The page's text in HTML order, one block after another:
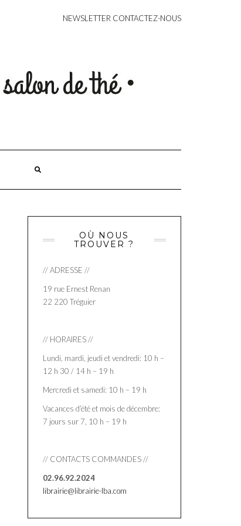
CONTACT
NEWSLETTER CONTACTEZ-NOUS
OÙ NOUS
TROUVER ?
// ADRESSE //
19 rue Ernest Renan
22 220 Tréguier
// HORAIRES //
Lundi, mardi, jeudi et vendredi: 10 h –
12 h 30 / 14 h – 19 h
Mercredi et samedi: 10 h – 19 h
Vacances d’été et mois de décembre:
7 jours sur 7, 10 h – 19 h
// CONTACTS COMMANDES //
02.96.92.2024
librairie@librairie-lba.com